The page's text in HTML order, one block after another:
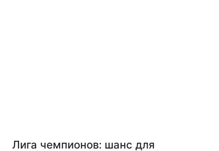
Лига чемпионов: шанс для